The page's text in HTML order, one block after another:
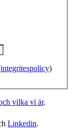
integritespolicy)
vilka vi är.
Linkedin.